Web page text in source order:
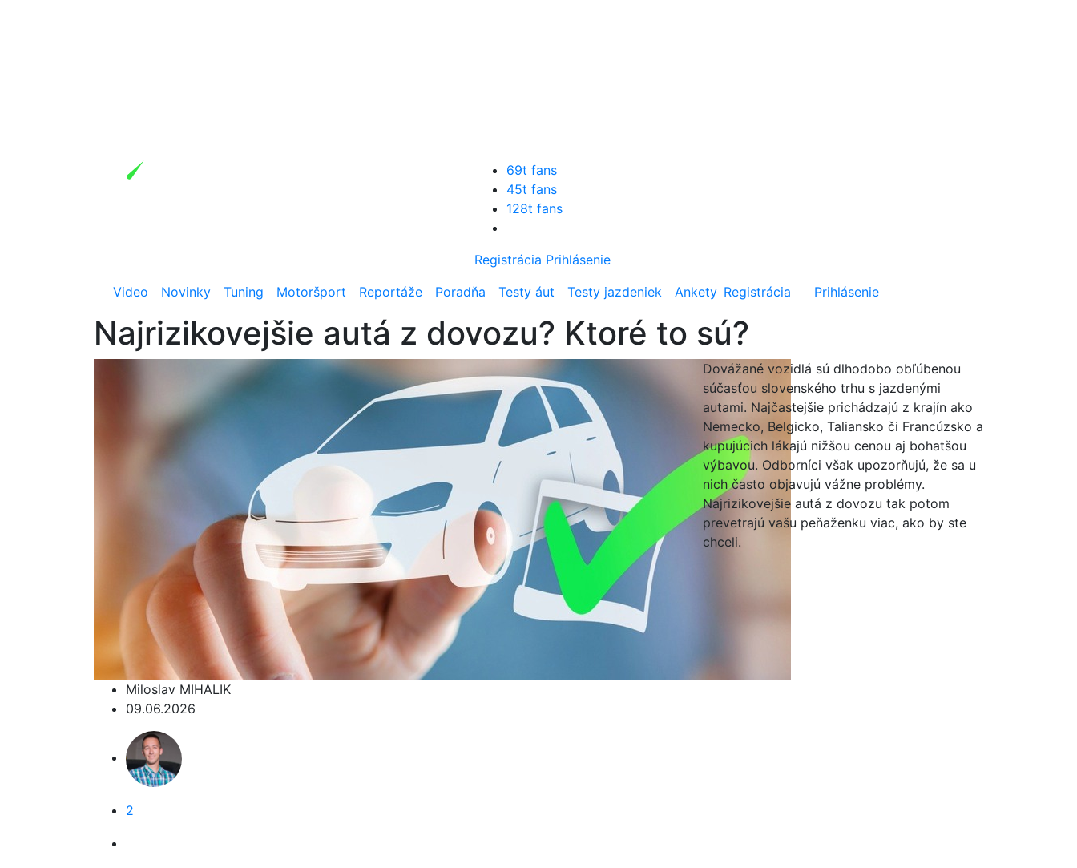
69t fans
45t fans
128t fans
Registrácia Prihlásenie
Video
Novinky Tuning Motoršport Reportáže Poradňa Testy áut Testy jazdeniek Ankety Registrácia Prihlásenie
Najrizikovejšie autá z dovozu? Ktoré to sú?
Miloslav MIHALIK
09.06.2026
2
Dovážané vozidlá sú dlhodobo obľúbenou
súčasťou slovenského trhu s jazdenými
autami. Najčastejšie prichádzajú z krajín ako
Nemecko, Belgicko, Taliansko či Francúzsko a
kupujúcich lákajú nižšou cenou aj bohatšou
výbavou. Odborníci však upozorňujú, že sa u
nich často objavujú vážne problémy.
Najrizikovejšie autá z dovozu tak potom
prevetrajú vašu peňaženku viac, ako by ste
chceli.